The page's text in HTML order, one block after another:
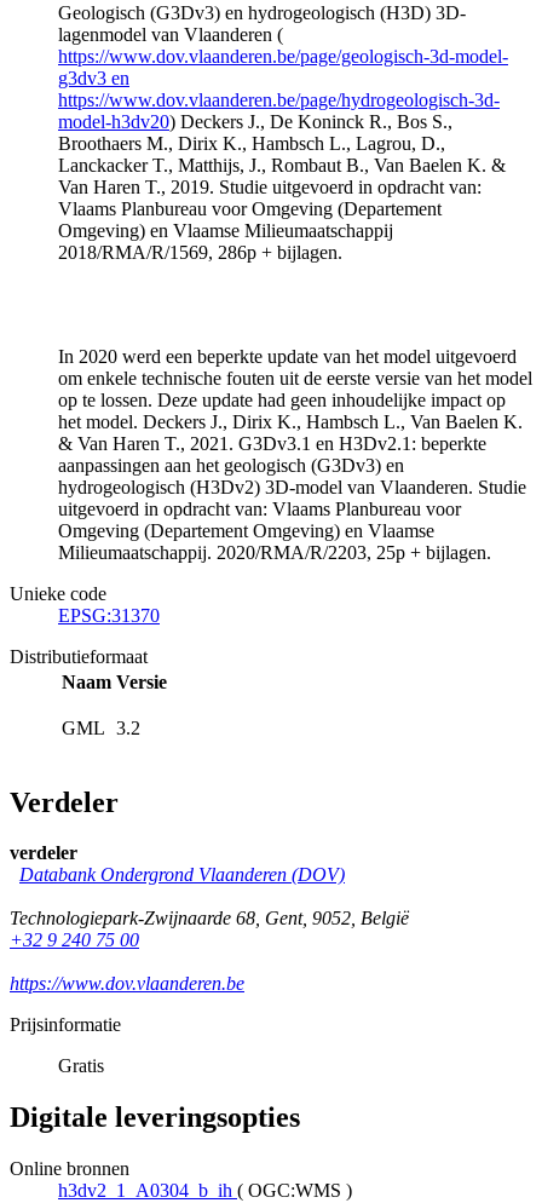
Geologisch (G3Dv3) en hydrogeologisch (H3D) 3D-
lagenmodel van Vlaanderen (
https://www.dov.vlaanderen.be/page/geologisch-3d-model-
g3dv3 en
https://www.dov.vlaanderen.be/page/hydrogeologisch-3d-
model-h3dv20) Deckers J., De Koninck R., Bos S.,
Broothaers M., Dirix K., Hambsch L., Lagrou, D.,
Lanckacker T., Matthijs, J., Rombaut B., Van Baelen K. &
Van Haren T., 2019. Studie uitgevoerd in opdracht van:
Vlaams Planbureau voor Omgeving (Departement
Omgeving) en Vlaamse Milieumaatschappij
2018/RMA/R/1569, 286p + bijlagen.
In 2020 werd een beperkte update van het model uitgevoerd
om enkele technische fouten uit de eerste versie van het model
op te lossen. Deze update had geen inhoudelijke impact op
het model. Deckers J., Dirix K., Hambsch L., Van Baelen K.
& Van Haren T., 2021. G3Dv3.1 en H3Dv2.1: beperkte
aanpassingen aan het geologisch (G3Dv3) en
hydrogeologisch (H3Dv2) 3D-model van Vlaanderen. Studie
uitgevoerd in opdracht van: Vlaams Planbureau voor
Omgeving (Departement Omgeving) en Vlaamse
Milieumaatschappij. 2020/RMA/R/2203, 25p + bijlagen.
Unieke code
EPSG:31370
Distributieformaat
Naam Versie
GML 3.2
Verdeler
verdeler
Databank Ondergrond Vlaanderen (DOV)
Technologiepark-Zwijnaarde 68, Gent, 9052, België
+32 9 240 75 00
https://www.dov.vlaanderen.be
Prijsinformatie
Gratis
Digitale leveringsopties
Online bronnen
h3dv2_1_A0304_b_ih ( OGC:WMS )